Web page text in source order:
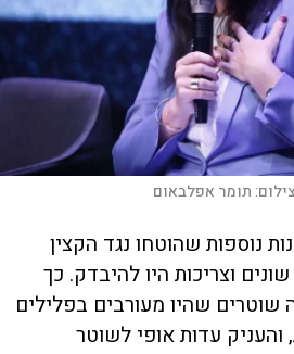
צילום:תומר אפלבאום
נוספות שהוטחו נגד הקצין
וצריכות היו להיבדק. כך
שהיו מעורבים בפלילים
עדות אופי לשוטר